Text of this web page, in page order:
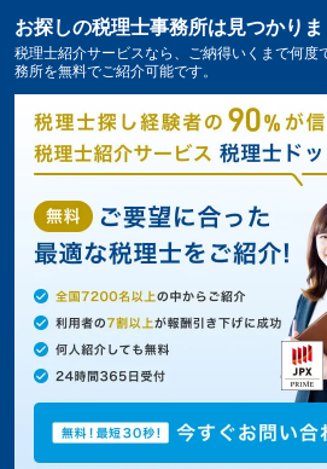
アミューズメント・レジャー
川区の税理士・会計事務所の
お探しの税理士事務所は見つかりま
税理士紹介サービスなら、ご納得いくまで何度
務所を無料でご紹介可能です。